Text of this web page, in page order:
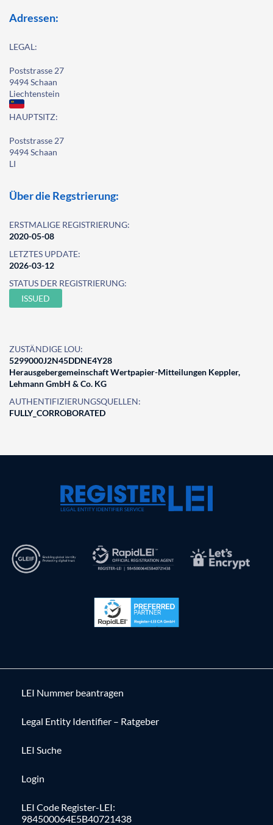
Adressen:
LEGAL:
Poststrasse 27
9494 Schaan
Liechtenstein
HAUPTSITZ:
Poststrasse 27
9494 Schaan
LI
Über die Regstrierung:
ERSTMALIGE REGISTRIERUNG:
2020-05-08
LETZTES UPDATE:
2026-03-12
STATUS DER REGISTRIERUNG:
ISSUED
ZUSTÄNDIGE LOU:
5299000J2N45DDNE4Y28
Herausgebergemeinschaft Wertpapier-Mitteilungen Keppler,
Lehmann GmbH & Co. KG
AUTHENTIFIZIERUNGSQUELLEN:
FULLY_CORROBORATED
LEI Nummer beantragen
Legal Entity Identifier – Ratgeber
LEI Suche
Login
LEI Code Register-LEI:
984500064E5B40721438